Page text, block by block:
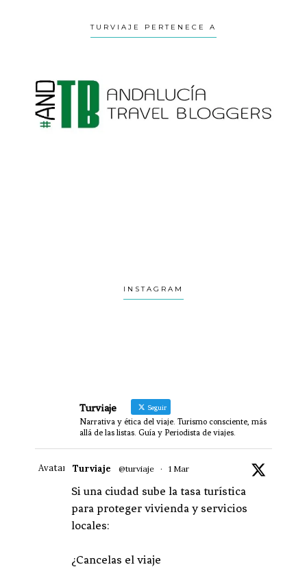
TURVIAJE PERTENECE A
INSTAGRAM
Turviaje Seguir
Narrativa y ética del viaje. Turismo consciente, más
allá de las listas. Guía y Periodista de viajes.
Avatar Turviaje @turviaje · 1 Mar
Si una ciudad sube la tasa turística
para proteger vivienda y servicios
locales:
¿Cancelas el viaje